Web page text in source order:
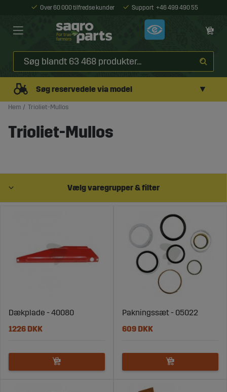
Over 60 000 tilfredse kunder Support +46 499 490 55
Søg reservedele via model ▼
Hem Trioliet-Mullos
Trioliet-Mullos
Vælg varegrupper & filter
Dækplade - 40080
1226 DKK
Pakningssæt - 05022
609 DKK